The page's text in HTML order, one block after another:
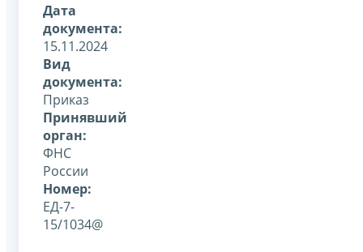
Дата
документа:
15.11.2024
Вид
документа:
Приказ
Принявший
орган:
ФНС
России
Номер:
ЕД-7-
15/1034@